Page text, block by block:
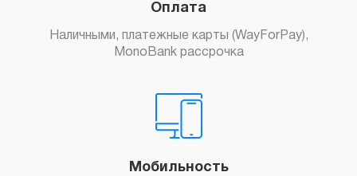
Оплата
Наличными, платежные карты (WayForPay),
MonoBank рассрочка
Мобильность